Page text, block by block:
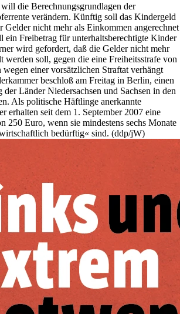
die Berechnungsgrundlagen der
verändern. Künftig soll das Kindergeld
Gelder nicht mehr als Einkommen angerechnet
ein Freibetrag für unterhaltsberechtigte Kinder
wird gefordert, daß die Gelder nicht mehr
werden soll, gegen die eine Freiheitsstrafe von
wegen einer vorsätzlichen Straftat verhängt
beschloß am Freitag in Berlin, einen
der Länder Niedersachsen und Sachsen in den
Als politische Häftlinge anerkannte
erhalten seit dem 1. September 2007 eine
250 Euro, wenn sie mindestens sechs Monate
bedürftig« sind. (ddp/jW)